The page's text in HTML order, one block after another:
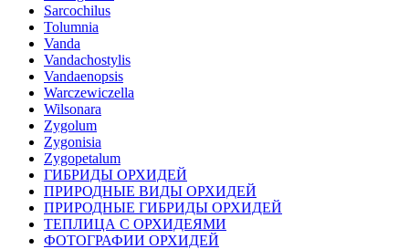
Sarcochilus
Tolumnia
Vanda
Vandachostylis
Vandaenopsis
Warczewiczella
Wilsonara
Zygolum
Zygonisia
Zygopetalum
ГИБРИДЫ ОРХИДЕЙ
ПРИРОДНЫЕ ВИДЫ ОРХИДЕЙ
ПРИРОДНЫЕ ГИБРИДЫ ОРХИДЕЙ
ТЕПЛИЦА С ОРХИДЕЯМИ
ФОТОГРАФИИ ОРХИДЕЙ